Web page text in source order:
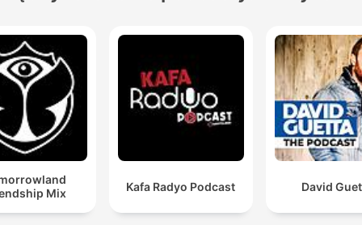
Mix
Kafa Radyo Podcast David